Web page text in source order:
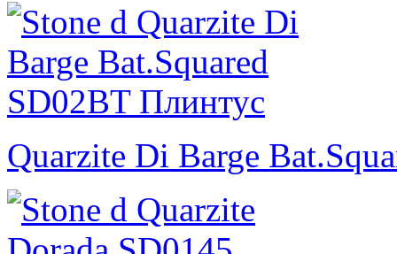
Quarzite Di Barge